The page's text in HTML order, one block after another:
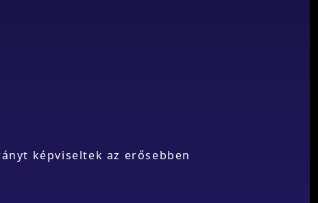
képviseltek az erősebben